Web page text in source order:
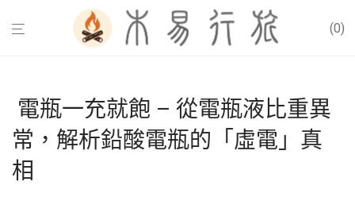
0
電瓶一充就飽 – 從電瓶液比重異
常，解析鉛酸電瓶的「虛電」真
相